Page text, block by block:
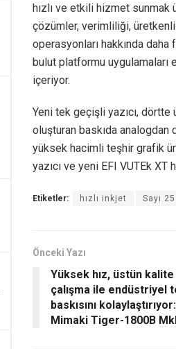
hızlı ve etkili hizmet sunmak
çözümler, verimliliği,
operasyonları hakkında
bulut platformu
içeriyor.
Yeni tek geçişli yazıcı,
oluşturan baskıda
yüksek hacimli teşhir grafik
yazıcı ve yeni EFI VUTEk
Etiketler: hızlı inkjet Sayı 25
Önceki Yazı
Yüksek hız, üstün kalite
çalışma ile endüstriyel
baskısını
Mimaki Tiger-1800B